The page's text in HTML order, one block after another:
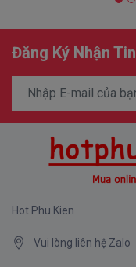
Đăng Ký Nhận Tin
Hot Phu Kien
Vui lòng liên hệ Zalo